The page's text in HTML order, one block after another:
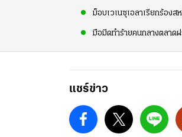
ม็อบเวเนซุเอลาเรียกร้อง
มือมีดทำร้ายคนกลางตลาด
แชร์ข่าว